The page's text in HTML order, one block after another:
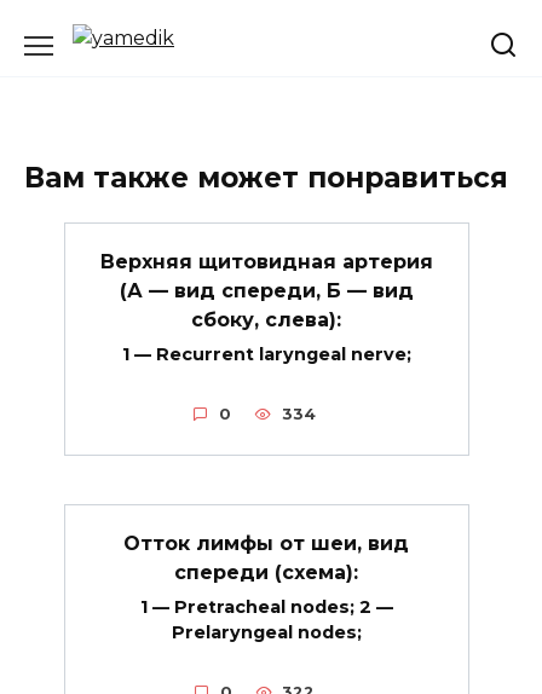
Вам также может понравиться
Верхняя щитовидная артерия
(А — вид спереди, Б — вид
сбоку, слева):
1 — Recurrent laryngeal nerve;
0 334
Отток лимфы от шеи, вид
спереди (схема):
1 — Pretracheal nodes; 2 —
Prelaryngeal nodes;